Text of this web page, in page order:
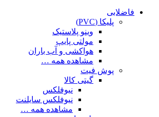
فاضلابی
پلیکا (PVC)
وینو پلاستیک
مولتی پایپ
هواکشی و آب باران
مشاهده همه …
پوش فیت
گیتی کالا
نیوفلکس
نیوفلکس سایلنت
مشاهده همه …